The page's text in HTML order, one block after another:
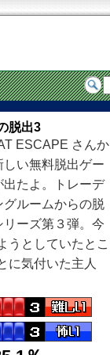
脱出3
ESCAPE さんか
しい無料脱出ゲー
出たよ。トレーデ
グルームからの脱
リーズ第３弾。今
うとしていたとこ
に気付いた主人